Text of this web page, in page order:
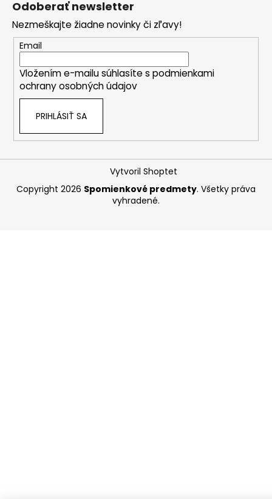
Odoberať newsletter
Nezmeškajte žiadne novinky či zľavy!
Email
Vložením e-mailu súhlasíte s podmienkami
ochrany osobných údajov
PRIHLÁSIŤ SA
Vytvoril Shoptet
Copyright 2026 Spomienkové predmety. Všetky práva
vyhradené.